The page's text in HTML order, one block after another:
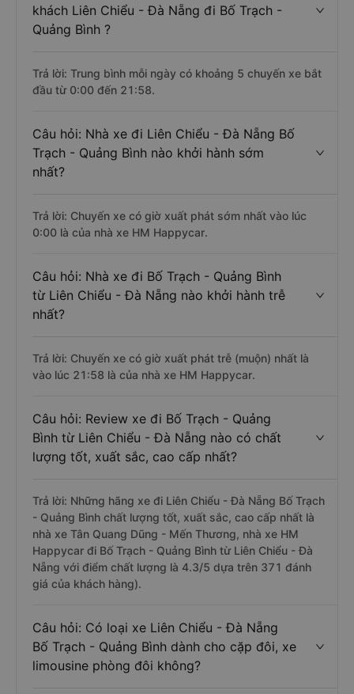
khách Liên Chiểu - Đà Nẵng đi Bố Trạch -
Quảng Bình ?
Trả lời: Trung bình mỗi ngày có khoảng 5 chuyến xe bắt
đầu từ 0:00 đến 21:58.
Câu hỏi: Nhà xe đi Liên Chiểu - Đà Nẵng Bố
Trạch - Quảng Bình nào khởi hành sớm
nhất?
Trả lời: Chuyến xe có giờ xuất phát sớm nhất vào lúc
0:00 là của nhà xe HM Happycar.
Câu hỏi: Nhà xe đi Bố Trạch - Quảng Bình
từ Liên Chiểu - Đà Nẵng nào khởi hành trễ
nhất?
Trả lời: Chuyến xe có giờ xuất phát trễ (muộn) nhất là
vào lúc 21:58 là của nhà xe HM Happycar.
Câu hỏi: Review xe đi Bố Trạch - Quảng
Bình từ Liên Chiểu - Đà Nẵng nào có chất
lượng tốt, xuất sắc, cao cấp nhất?
Trả lời: Những hãng xe đi Liên Chiểu - Đà Nẵng Bố Trạch
- Quảng Bình chất lượng tốt, xuất sắc, cao cấp nhất là
nhà xe Tân Quang Dũng - Mến Thương, nhà xe HM
Happycar đi Bố Trạch - Quảng Bình từ Liên Chiểu - Đà
Nẵng với điểm chất lượng là 4.3/5 dựa trên 371 đánh
giá của khách hàng).
Câu hỏi: Có loại xe Liên Chiểu - Đà Nẵng
Bố Trạch - Quảng Bình dành cho cặp đôi, xe
limousine phòng đôi không?